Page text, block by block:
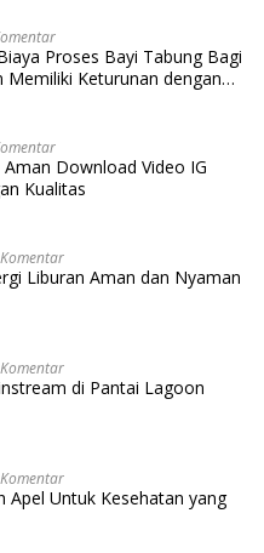
Proses Bayi Tabung Bagi
Memiliki Keturunan dengan
Download Video IG
Kualitas
Liburan Aman dan Nyaman
di Pantai Lagoon
Apel Untuk Kesehatan yang